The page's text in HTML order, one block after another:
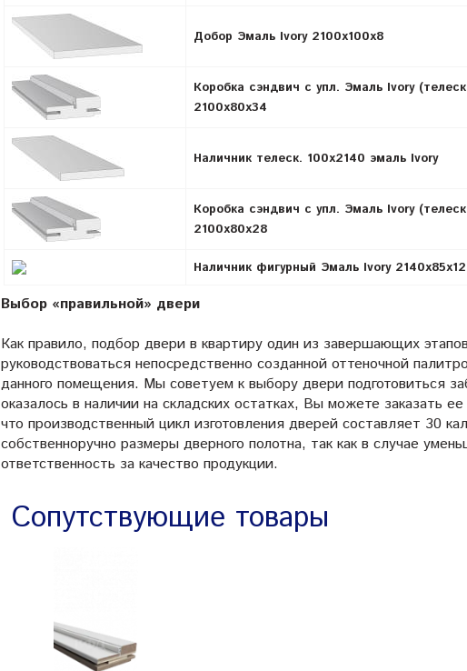
Добор Эмаль Ivory 2100х100х8
Коробка сэндвич с упл. Эмаль Ivory
2100х80х34
Наличник телеск. 100х2140 эмаль Ivory
Коробка сэндвич с упл. Эмаль Ivory
2100х80х28
Наличник фигурный Эмаль Ivory 2140х85х12
Выбор «правильной» двери
Как правило, подбор двери в квартиру один из завершающих
руководствоваться непосредственно созданной оттеночной
данного помещения. Мы советуем к выбору двери подготовиться
оказалось в наличии на складских остатках, Вы можете заказать
что производственный цикл изготовления дверей составляет 30
собственноручно размеры дверного полотна, так как в случае
ответственность за качество продукции.
Сопутствующие товары